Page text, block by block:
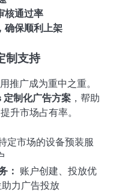
核通过率
确保顺利上架
制支持
推广成为重中之重。
制化广告方案 ，帮助
升市场占有率。
定市场的设备预装服
： 账户创建、投放优
力广告投放